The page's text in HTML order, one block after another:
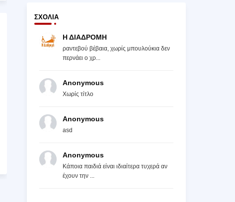
ΣΧΌΛΙΑ
Η ΔΙΑΔΡΟΜΗ
ραντεβού βέβαια, χωρίς μπουλούκια δεν
περνάει ο χρ...
Anonymous
Χωρίς τίτλο
Anonymous
asd
Anonymous
Κάποια παιδιά είναι ιδιαίτερα τυχερά αν
έχουν την ...